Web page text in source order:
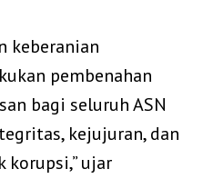
keberanian
pembenahan
bagi seluruh ASN
kejujuran, dan
ujar